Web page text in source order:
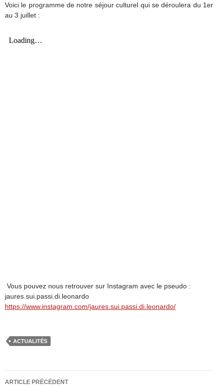
Voici le programme de notre séjour culturel qui se déroulera du 1er
au 3 juillet :
Vous pouvez nous retrouver sur Instagram avec le pseudo :
jaures.sui.passi.di.leonardo
https://www.instagram.com/jaures.sui.passi.di.leonardo/
ACTUALITÉS
Navigation
ARTICLE PRÉCÉDENT